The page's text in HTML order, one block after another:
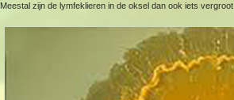
Meestal zijn de lymfeklieren in de oksel dan ook iets vergroot.